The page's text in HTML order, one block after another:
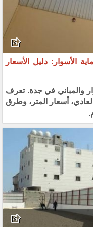
الأسوار: دليل الأسعار
والمباني في جدة. تعرف
أسعار المتر، وطرق